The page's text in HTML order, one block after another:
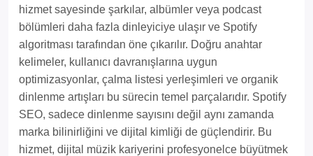
hizmet sayesinde şarkılar, albümler veya podcast
bölümleri daha fazla dinleyiciye ulaşır ve Spotify
algoritması tarafından öne çıkarılır. Doğru anahtar
kelimeler, kullanıcı davranışlarına uygun
optimizasyonlar, çalma listesi yerleşimleri ve organik
dinlenme artışları bu sürecin temel parçalarıdır. Spotify
SEO, sadece dinlenme sayısını değil aynı zamanda
marka bilinirliğini ve dijital kimliği de güçlendirir. Bu
hizmet, dijital müzik kariyerini profesyonelce büyütmek